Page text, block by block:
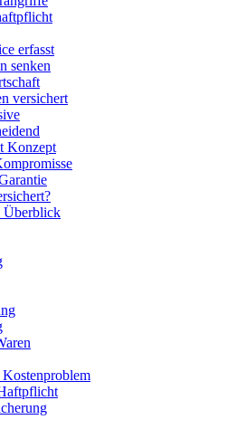
erfasst
senken
versichert
Konzept
Überblick